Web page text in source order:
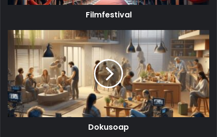
Filmfestival
Dokusoap
Dokusoap